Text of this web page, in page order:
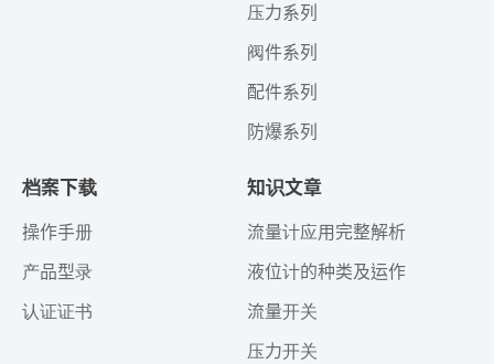
压力系列
阀件系列
配件系列
防爆系列
档案下载
操作手册
产品型录
认证证书
知识文章
流量计应用完整解析
液位计的种类及运作
流量开关
压力开关